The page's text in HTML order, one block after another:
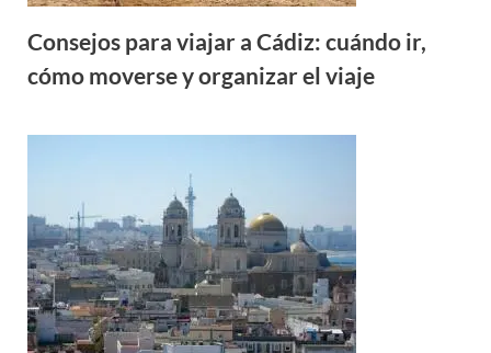
Consejos para viajar a Cádiz: cuándo ir,
cómo moverse y organizar el viaje